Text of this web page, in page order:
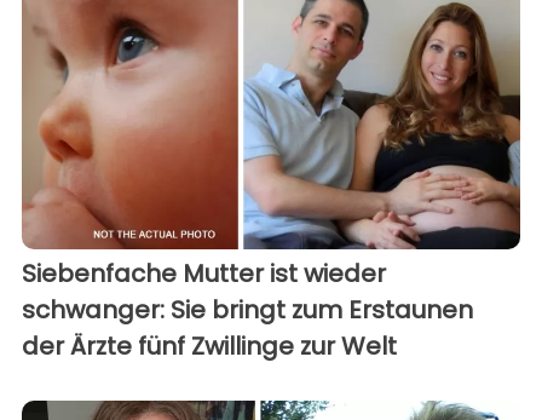
Siebenfache Mutter ist wieder
schwanger: Sie bringt zum Erstaunen
der Ärzte fünf Zwillinge zur Welt